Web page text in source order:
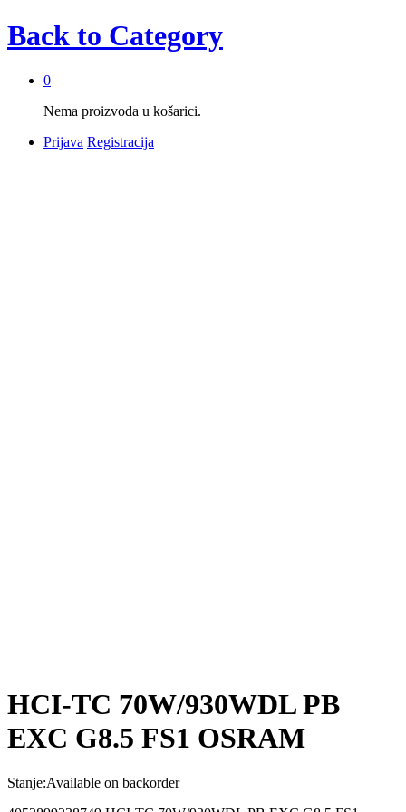
Back to Category
0
Nema proizvoda u košarici.
Prijava Registracija
HCI-TC 70W/930WDL PB
EXC G8.5 FS1 OSRAM
Stanje:Available on backorder